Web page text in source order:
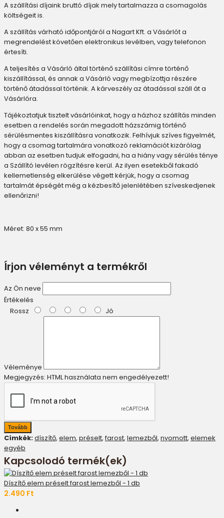
A szállítási díjaink bruttó díjak mely tartalmazza a csomagolás
költségeit is.
A szállítás várható időpontjáról a Nagart Kft. a Vásárlót a
megrendelést követően elektronikus levélben, vagy telefonon
értesíti.
A teljesítés a Vásárló által történő szállítási címre történő
kiszállítással, és annak a Vásárló vagy megbízottja részére
történő átadással történik. A kárveszély az átadással száll át a
Vásárlóra.
Tájékoztatjuk tisztelt vásárlóinkat, hogy a házhoz szállítás minden
esetben a rendelés során megadott házszámig történő
sérülésmentes kiszállításra vonatkozik. Felhívjuk szíves figyelmét,
hogy a csomag tartalmára vonatkozó reklamációt kizárólag
abban az esetben tudjuk elfogadni, ha a hiány vagy sérülés ténye
a Szállító levélen rögzítésre kerül. Az ilyen esetekből fakadó
kellemetlenség elkerülése végett kérjük, hogy a csomag
tartalmát épségét még a kézbesítő jelenlétében szíveskedjenek
ellenőrizni!
Méret: 80 x 55 mm
Írjon véleményt a termékről
Az Ön neve
Értékelés
Rossz
Jó
Véleménye
Megjegyzés: HTML használata nem engedélyezett!
Tovább
Címkék:díszítő, elem, préselt,farost, lemezből, nyomott, elemek
egyéb
Kapcsolodó termék(ek)
Díszítő elem préselt farost lemezből - 1 db
2.490 Ft